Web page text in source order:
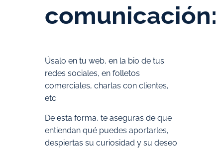
comunicación:
Úsalo en tu web, en la bio de tus
redes sociales, en folletos
comerciales, charlas con clientes,
etc.
De esta forma, te aseguras de que
entiendan qué puedes aportarles,
despiertas su curiosidad y su deseo